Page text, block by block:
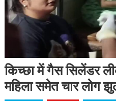
किच्छा में गैस सिलेंडर
महिला समेत चार लोग